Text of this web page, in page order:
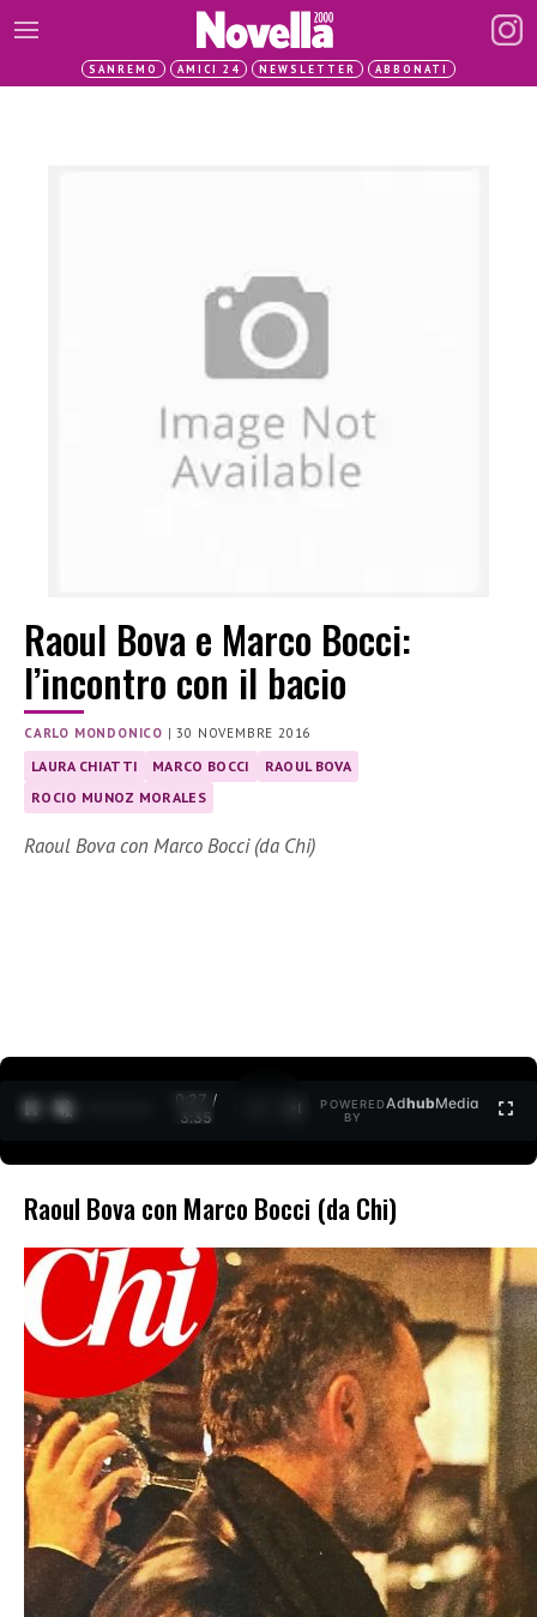
SANREMO AMICI 24 NEWSLETTER ABBONATI
Raoul Bova e Marco Bocci:
l’incontro con il bacio
CARLO MONDONICO |30 NOVEMBRE 2016
LAURA CHIATTI MARCO BOCCI
RAOUL BOVA
ROCIO MUNOZ MORALES
Raoul Bova con Marco Bocci (da Chi)
0:28 /
3:35
POWERED
BY
AdhubMedia
Raoul Bova con Marco Bocci (da Chi)